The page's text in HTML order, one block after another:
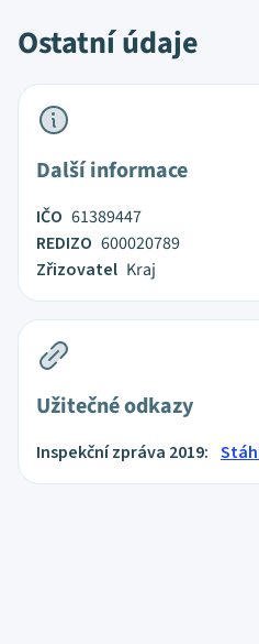
Ostatní údaje
Další informace
IČO 61389447
REDIZO 600020789
Zřizovatel Kraj
Užitečné odkazy
Inspekční zpráva 2019: